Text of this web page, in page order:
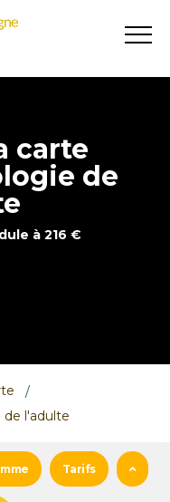
carte
de
à 216 €
de l'adulte
Tarifs